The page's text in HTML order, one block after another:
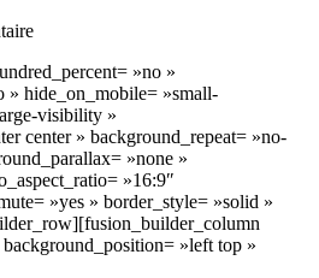
»no »
» hide_on_mobile= »small-
visibility »
center » background_repeat= »no-
»none »
»16:9″
»yes » border_style= »solid »
»left top »